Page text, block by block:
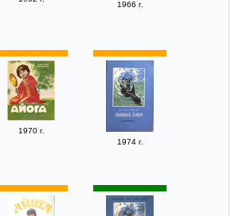
1966 г.
1970 г.
1974 г.